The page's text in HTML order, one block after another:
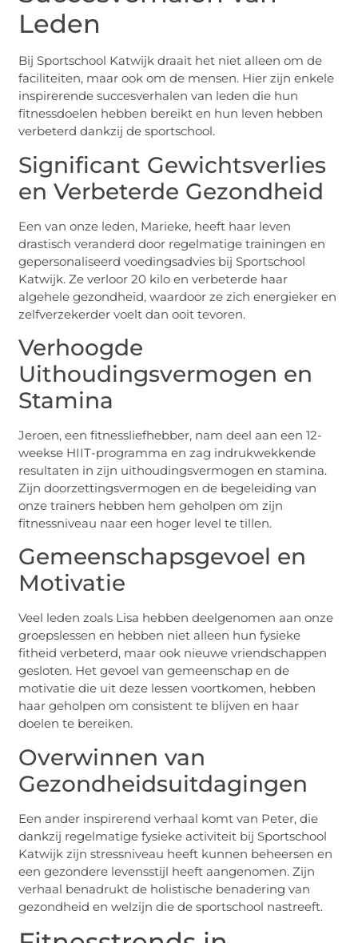
Leden
Bij Sportschool Katwijk draait het niet alleen om de
faciliteiten, maar ook om de mensen. Hier zijn enkele
inspirerende succesverhalen van leden die hun
fitnessdoelen hebben bereikt en hun leven hebben
verbeterd dankzij de sportschool.
Significant Gewichtsverlies
en Verbeterde Gezondheid
Een van onze leden, Marieke, heeft haar leven
drastisch veranderd door regelmatige trainingen en
gepersonaliseerd voedingsadvies bij Sportschool
Katwijk. Ze verloor 20 kilo en verbeterde haar
algehele gezondheid, waardoor ze zich energieker en
zelfverzekerder voelt dan ooit tevoren.
Verhoogde
Uithoudingsvermogen en
Stamina
Jeroen, een fitnessliefhebber, nam deel aan een 12-
weekse HIIT-programma en zag indrukwekkende
resultaten in zijn uithoudingsvermogen en stamina.
Zijn doorzettingsvermogen en de begeleiding van
onze trainers hebben hem geholpen om zijn
fitnessniveau naar een hoger level te tillen.
Gemeenschapsgevoel en
Motivatie
Veel leden zoals Lisa hebben deelgenomen aan onze
groepslessen en hebben niet alleen hun fysieke
fitheid verbeterd, maar ook nieuwe vriendschappen
gesloten. Het gevoel van gemeenschap en de
motivatie die uit deze lessen voortkomen, hebben
haar geholpen om consistent te blijven en haar
doelen te bereiken.
Overwinnen van
Gezondheidsuitdagingen
Een ander inspirerend verhaal komt van Peter, die
dankzij regelmatige fysieke activiteit bij Sportschool
Katwijk zijn stressniveau heeft kunnen beheersen en
een gezondere levensstijl heeft aangenomen. Zijn
verhaal benadrukt de holistische benadering van
gezondheid en welzijn die de sportschool nastreeft.